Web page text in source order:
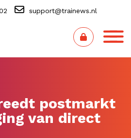
support@trainews.nl
postmarkt
van direct